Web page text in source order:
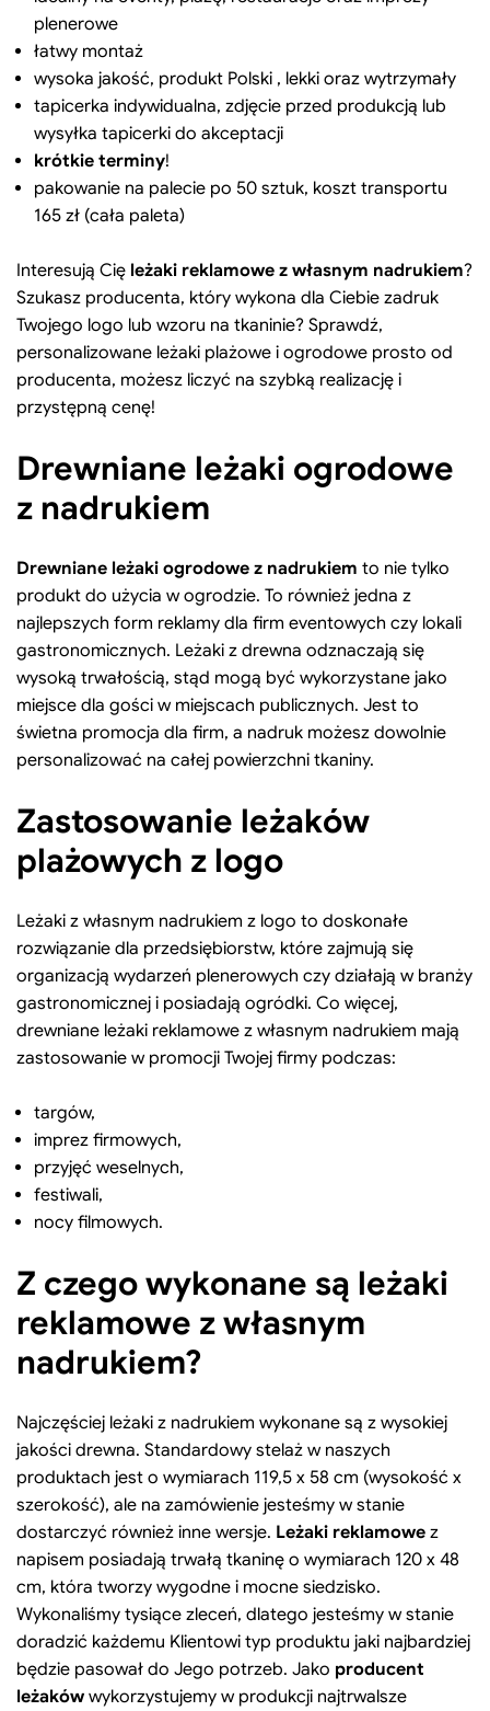
plenerowe
łatwy montaż
wysoka jakość, produkt Polski , lekki oraz wytrzymały
tapicerka indywidualna, zdjęcie przed produkcją lub
wysyłka tapicerki do akceptacji
krótkie terminy!
pakowanie na palecie po 50 sztuk, koszt transportu
165 zł (cała paleta)
Interesują Cię leżaki reklamowe z własnym nadrukiem?
Szukasz producenta, który wykona dla Ciebie zadruk
Twojego logo lub wzoru na tkaninie? Sprawdź,
personalizowane leżaki plażowe i ogrodowe prosto od
producenta, możesz liczyć na szybką realizację i
przystępną cenę!
Drewniane leżaki ogrodowe
z nadrukiem
Drewniane leżaki ogrodowe z nadrukiem to nie tylko
produkt do użycia w ogrodzie. To również jedna z
najlepszych form reklamy dla firm eventowych czy lokali
gastronomicznych. Leżaki z drewna odznaczają się
wysoką trwałością, stąd mogą być wykorzystane jako
miejsce dla gości w miejscach publicznych. Jest to
świetna promocja dla firm, a nadruk możesz dowolnie
personalizować na całej powierzchni tkaniny.
Zastosowanie leżaków
plażowych z logo
Leżaki z własnym nadrukiem z logo to doskonałe
rozwiązanie dla przedsiębiorstw, które zajmują się
organizacją wydarzeń plenerowych czy działają w branży
gastronomicznej i posiadają ogródki. Co więcej,
drewniane leżaki reklamowe z własnym nadrukiem mają
zastosowanie w promocji Twojej firmy podczas:
targów,
imprez firmowych,
przyjęć weselnych,
festiwali,
nocy filmowych.
Z czego wykonane są leżaki
reklamowe z własnym
nadrukiem?
Najczęściej leżaki z nadrukiem wykonane są z wysokiej
jakości drewna. Standardowy stelaż w naszych
produktach jest o wymiarach 119,5 x 58 cm (wysokość x
szerokość), ale na zamówienie jesteśmy w stanie
dostarczyć również inne wersje. Leżaki reklamowe z
napisem posiadają trwałą tkaninę o wymiarach 120 x 48
cm, która tworzy wygodne i mocne siedzisko.
Wykonaliśmy tysiące zleceń, dlatego jesteśmy w stanie
doradzić każdemu Klientowi typ produktu jaki najbardziej
będzie pasował do Jego potrzeb. Jako producent
leżaków wykorzystujemy w produkcji najtrwalsze